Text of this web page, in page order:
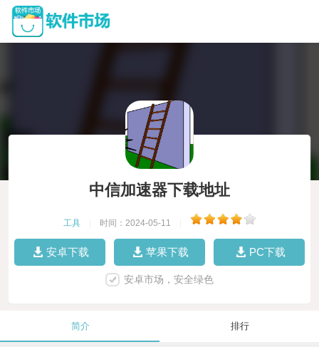
中信加速器下载地址
工具 时间：2024-05-11
安卓下载 苹果下载 PC下载
安卓市场，安全绿色
简介 排行